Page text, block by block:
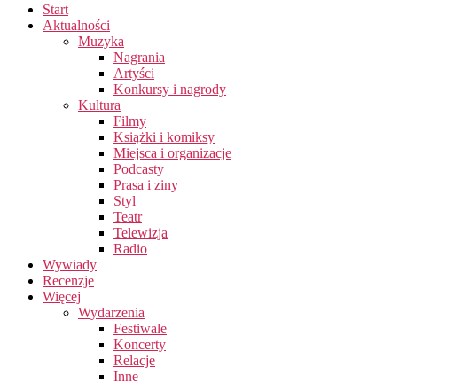
Start
Aktualności
Muzyka
Nagrania
Artyści
Konkursy i nagrody
Kultura
Filmy
Książki i komiksy
Miejsca i organizacje
Podcasty
Prasa i ziny
Styl
Teatr
Telewizja
Radio
Wywiady
Recenzje
Więcej
Wydarzenia
Festiwale
Koncerty
Relacje
Inne